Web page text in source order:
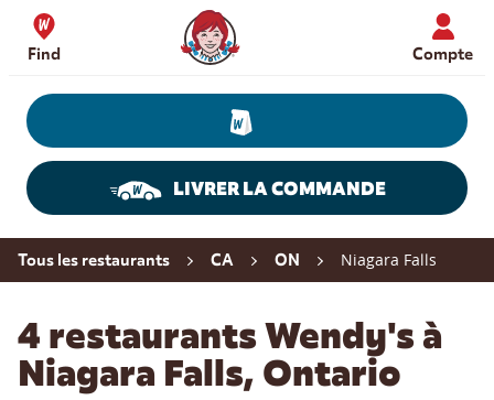
Skip to content
Find
Wendy's Website Home
Compte
LIVRER LA COMMANDE
Return to Nav
Tous les restaurants CA ON Niagara Falls
4 restaurants Wendy's à
Niagara Falls, Ontario